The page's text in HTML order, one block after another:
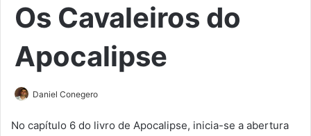
Os Cavaleiros do
Apocalipse
Daniel Conegero
No capítulo 6 do livro de Apocalipse, inicia-se a abertura